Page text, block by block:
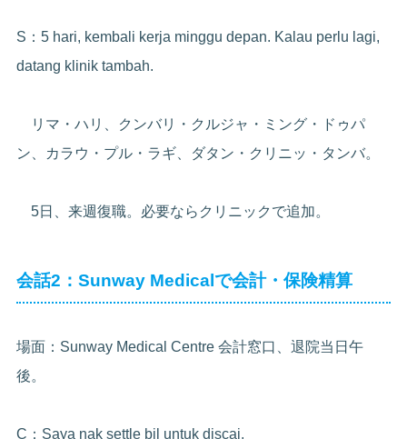
S：5 hari, kembali kerja minggu depan. Kalau perlu lagi,
datang klinik tambah.
リマ・ハリ、クンバリ・クルジャ・ミング・ドゥパ
ン、カラウ・プル・ラギ、ダタン・クリニッ・タンバ。
5日、来週復職。必要ならクリニックで追加。
会話2：Sunway Medicalで会計・保険精算
場面：Sunway Medical Centre 会計窓口、退院当日午
後。
C：Saya nak settle bil untuk discaj.